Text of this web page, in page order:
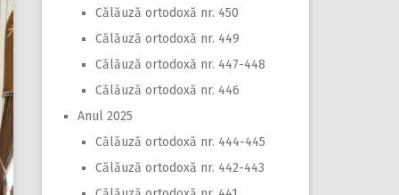
Călăuză ortodoxă nr. 450
Călăuză ortodoxă nr. 449
Călăuză ortodoxă nr. 447-448
Călăuză ortodoxă nr. 446
Anul 2025
Călăuză ortodoxă nr. 444-445
Călăuză ortodoxă nr. 442-443